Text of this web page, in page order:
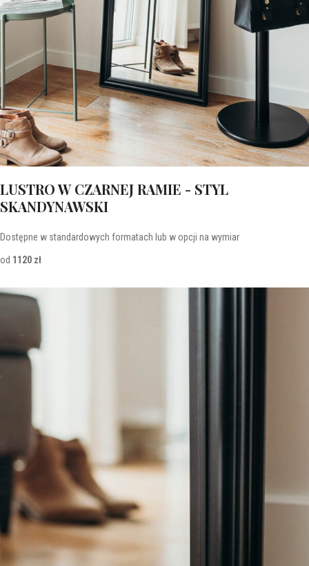
LUSTRO W CZARNEJ RAMIE - STYL
SKANDYNAWSKI
Dostępne w standardowych formatach lub w opcji na wymiar
od 1120 zł